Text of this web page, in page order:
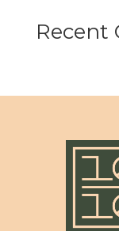
Recent